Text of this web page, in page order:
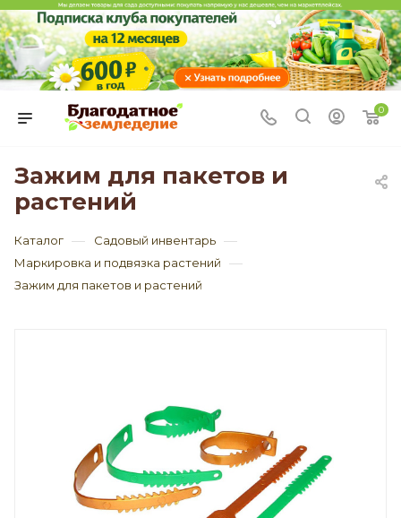
0
Зажим для пакетов и
растений
Каталог — Садовый инвентарь —
Маркировка и подвязка растений —
Зажим для пакетов и растений